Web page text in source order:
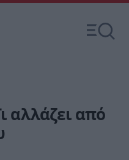
αλλάζει από